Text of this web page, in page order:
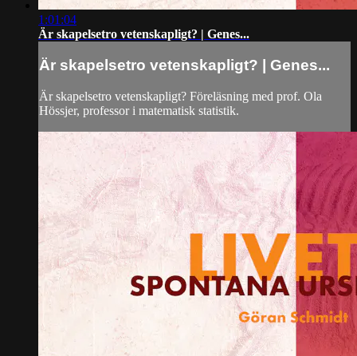
1:01:04
Är skapelsetro vetenskapligt? | Genes...
Är skapelsetro vetenskapligt? | Genes...
Är skapelsetro vetenskapligt? Föreläsning med prof. Ola
Hössjer, professor i matematisk statistik.